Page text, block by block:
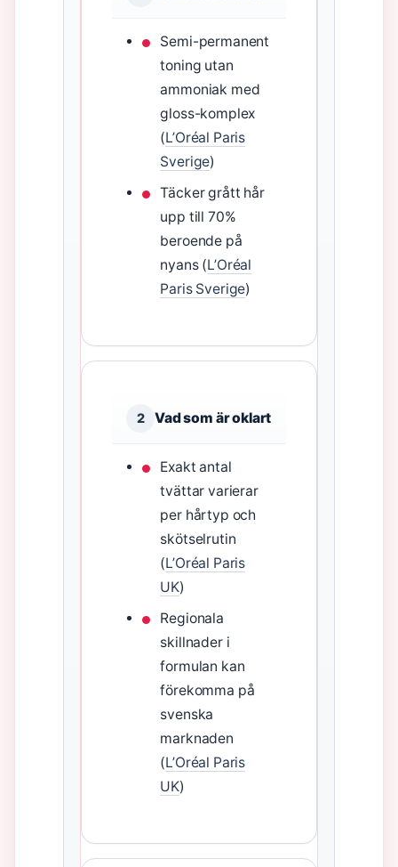
Semi-permanent
toning utan
ammoniak med
gloss-komplex
(L’Oréal Paris
Sverige)
Täcker grått hår
upp till 70%
beroende på
nyans (L’Oréal
Paris Sverige)
2 Vad som är oklart
Exakt antal
tvättar varierar
per hårtyp och
skötselrutin
(L’Oréal Paris
UK)
Regionala
skillnader i
formulan kan
förekomma på
svenska
marknaden
(L’Oréal Paris
UK)